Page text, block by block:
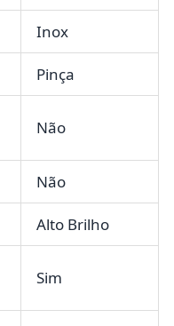
Inox
Pinça
Não
Não
Alto Brilho
Sim